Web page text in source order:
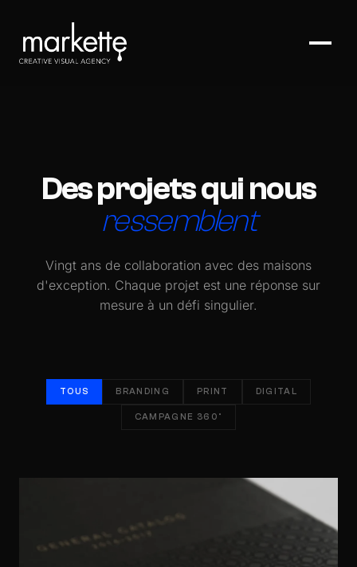
Des projets qui nous
ressemblent
Vingt ans de collaboration avec des maisons
d'exception. Chaque projet est une réponse sur
mesure à un défi singulier.
TOUS BRANDING PRINT DIGITAL
CAMPAGNE 360°